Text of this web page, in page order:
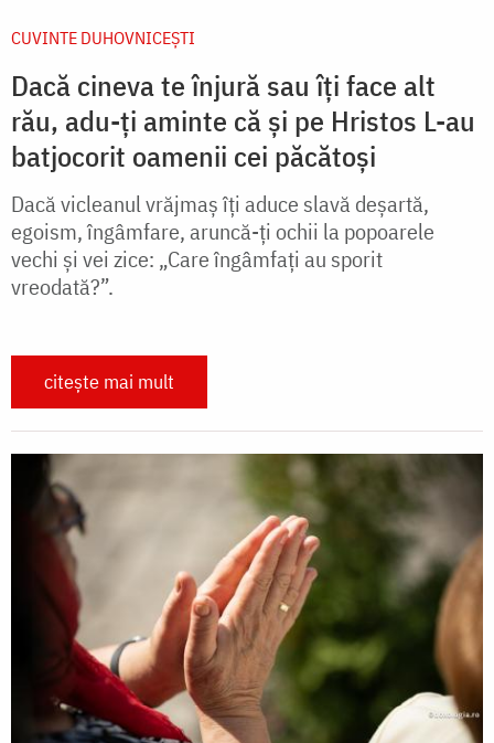
CUVINTE DUHOVNICEȘTI
Dacă cineva te înjură sau îți face alt
rău, adu-ți aminte că și pe Hristos L-au
batjocorit oamenii cei păcătoși
Dacă vicleanul vrăjmaș îți aduce slavă deșar­tă,
egoism, îngâmfare, aruncă-ți ochii la popoarele
vechi și vei zice: „Care îngâmfați au sporit
vreodată?”.
citește mai mult